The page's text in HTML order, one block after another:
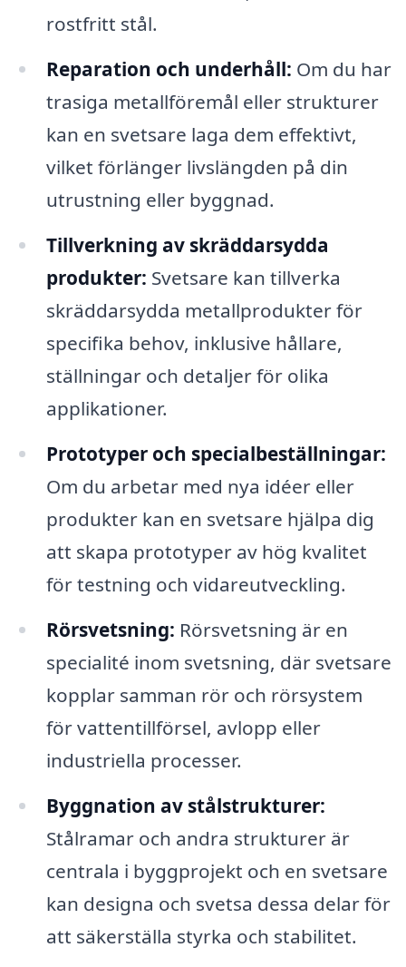
rostfritt stål.
Reparation och underhåll: Om du har
trasiga metallföremål eller strukturer
kan en svetsare laga dem effektivt,
vilket förlänger livslängden på din
utrustning eller byggnad.
Tillverkning av skräddarsydda
produkter: Svetsare kan tillverka
skräddarsydda metallprodukter för
specifika behov, inklusive hållare,
ställningar och detaljer för olika
applikationer.
Prototyper och specialbeställningar:
Om du arbetar med nya idéer eller
produkter kan en svetsare hjälpa dig
att skapa prototyper av hög kvalitet
för testning och vidareutveckling.
Rörsvetsning: Rörsvetsning är en
specialité inom svetsning, där svetsare
kopplar samman rör och rörsystem
för vattentillförsel, avlopp eller
industriella processer.
Byggnation av stålstrukturer:
Stålramar och andra strukturer är
centrala i byggprojekt och en svetsare
kan designa och svetsa dessa delar för
att säkerställa styrka och stabilitet.